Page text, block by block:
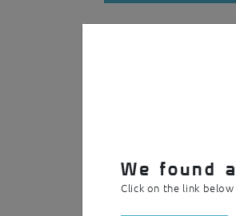
We found
Click on the link